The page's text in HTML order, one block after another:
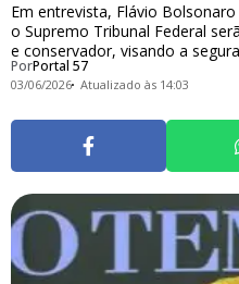
Em entrevista, Flávio
o Supremo Tribunal Federal
e conservador, visando a
PorPortal 57
03/06/2026 Atualizado às 14:03